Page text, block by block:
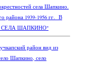
села Шапкино.
района 1939-1956 гг. В
СЕЛА ШАПКИНО"
район вид из
Шапкино, село